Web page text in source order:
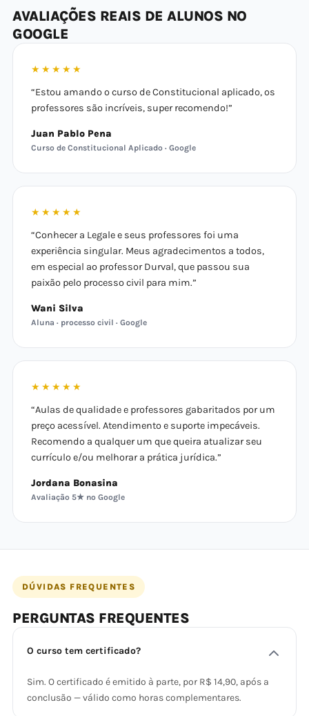
AVALIAÇÕES REAIS DE ALUNOS NO
GOOGLE
★★★★★
“Estou amando o curso de Constitucional aplicado, os
professores são incríveis, super recomendo!”
Juan Pablo Pena
Curso de Constitucional Aplicado · Google
★★★★★
“Conhecer a Legale e seus professores foi uma
experiência singular. Meus agradecimentos a todos,
em especial ao professor Durval, que passou sua
paixão pelo processo civil para mim.”
Wani Silva
Aluna · processo civil · Google
★★★★★
“Aulas de qualidade e professores gabaritados por um
preço acessível. Atendimento e suporte impecáveis.
Recomendo a qualquer um que queira atualizar seu
currículo e/ou melhorar a prática jurídica.”
Jordana Bonasina
Avaliação 5★ no Google
DÚVIDAS FREQUENTES
PERGUNTAS FREQUENTES
O curso tem certificado?
Sim. O certificado é emitido à parte, por R$ 14,90, após a
conclusão — válido como horas complementares.